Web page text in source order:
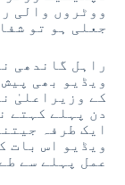
ووٹروں والی
جعلی ہو تو
راہل گاندھی
ویڈیو بھی
کے وزیراعلیٰ
دن پہلے کہتے
ایک طرفہ
ویڈیو اس بات
عمل پہلے سے